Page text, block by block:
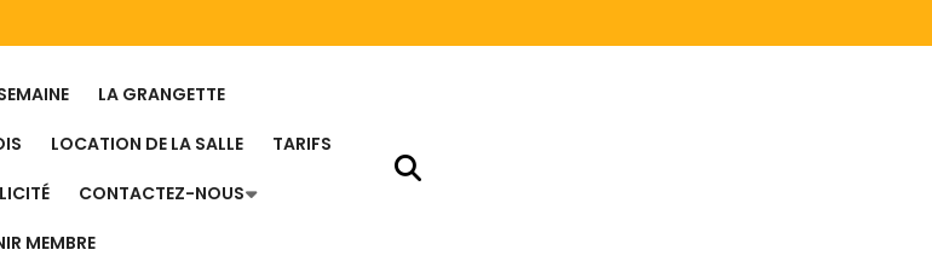
LA GRANGETTE
LOCATION DE LA SALLE TARIFS
CONTACTEZ-NOUS
MEMBRE